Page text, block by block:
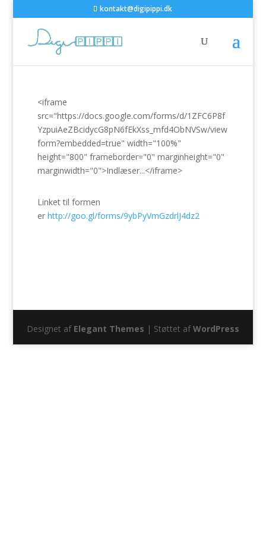
kontakt@digipippi.dk
<iframe
src="https://docs.google.com/forms/d/1ZFC6P8f
YzpuiAeZBcidycG8pN6fEkXss_mfd4ObNVSw/view
form?embedded=true" width="100%"
height="800" frameborder="0" marginheight="0"
marginwidth="0">Indlæser...</iframe>
Linket til formen
er http://goo.gl/forms/9ybPyVmGzdrlJ4dz2
Designet af Elegant Themes | Støttet afWordPress